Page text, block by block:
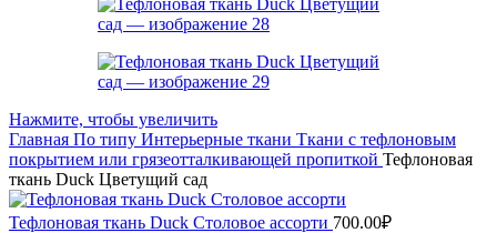
Нажмите, чтобы увеличить
Главная По типу Интерьерные ткани Ткани с тефлоновым
покрытием или грязеотталкивающей пропиткой Тефлоновая
ткань Duck Цветущий сад
Тефлоновая ткань Duck Столовое ассорти 700.00₽